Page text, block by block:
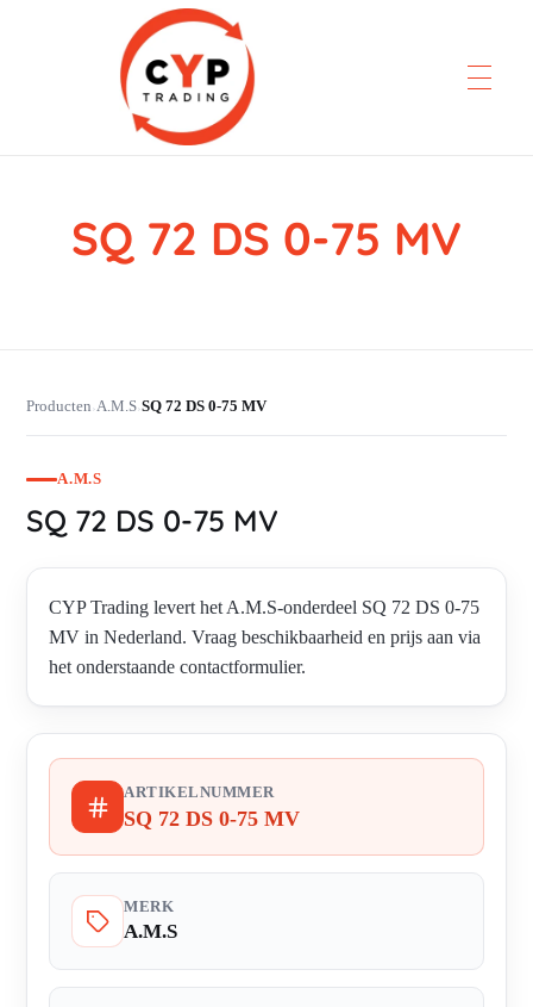
CYP Trading
Professionelle Ersatzteilbeschaffung
SQ 72 DS 0-75 MV
Producten›A.M.S›SQ 72 DS 0-75 MV
A.M.S
SQ 72 DS 0-75 MV
CYP Trading levert het A.M.S-onderdeel SQ 72 DS 0-75
MV in Nederland. Vraag beschikbaarheid en prijs aan via
het onderstaande contactformulier.
ARTIKELNUMMER
SQ 72 DS 0-75 MV
MERK
A.M.S